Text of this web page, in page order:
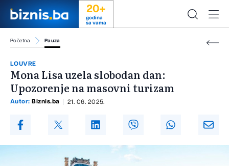
20+
godina
sa vama
Početna Pauza
LOUVRE
Mona Lisa uzela slobodan dan:
Upozorenje na masovni turizam
Autor: Biznis.ba 21. 06. 2025.